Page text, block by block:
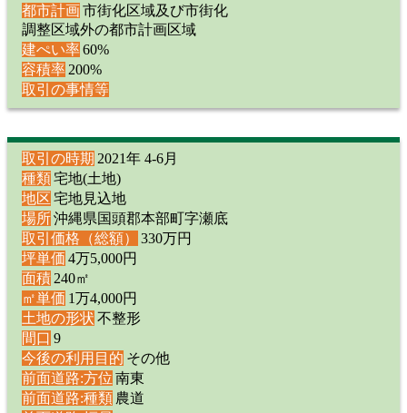
都市計画 市街化区域及び市街化
調整区域外の都市計画区域
建ぺい率60%
容積率200%
取引の事情等
取引の時期 2021年 4-6月
種類 宅地(土地)
地区 宅地見込地
場所沖縄県国頭郡本部町字瀬底
取引価格（総額）
330万円
坪単価 4万5,000円
面積240㎡
㎡単価 1万4,000円
土地の形状 不整形
間口 9
今後の利用目的 その他
前面道路:方位 南東
前面道路:種類 農道